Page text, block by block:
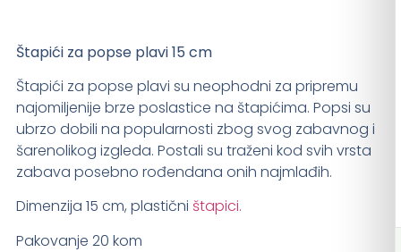
Štapići za popse plavi 15 cm
Štapići za popse plavi su neophodni za pripremu
najomiljenije brze poslastice na štapićima. Popsi su
ubrzo dobili na popularnosti zbog svog zabavnog i
šarenolikog izgleda. Postali su traženi kod svih vrsta
zabava posebno rođendana onih najmlađih.
Dimenzija 15 cm, plastični štapici.
Pakovanje 20 kom